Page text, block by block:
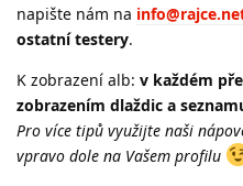
napište nám na
ostatní testery.
K zobrazení alb: v každém
zobrazením dlaždic a
Pro více tipů využijte naši
vpravo dole na Vašem profilu